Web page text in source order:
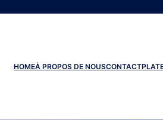
HOMEÀ PROPOS DE NOUSCONTACT